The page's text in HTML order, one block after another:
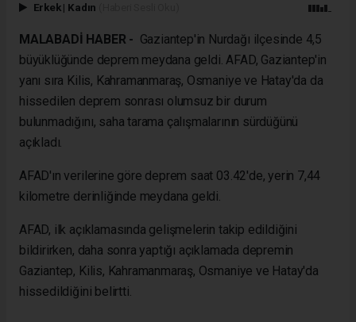
Erkek | Kadın
MALABADİ HABER - Gaziantep'in Nurdağı ilçesinde 4,5
büyüklüğünde deprem meydana geldi. AFAD, Gaziantep'in
yanı sıra Kilis, Kahramanmaraş, Osmaniye ve Hatay'da da
hissedilen deprem sonrası olumsuz bir durum
bulunmadığını, saha tarama çalışmalarının sürdüğünü
açıkladı.
AFAD'ın verilerine göre deprem saat 03.42'de, yerin 7,44
kilometre derinliğinde meydana geldi.
AFAD, ilk açıklamasında gelişmelerin takip edildiğini
bildirirken, daha sonra yaptığı açıklamada depremin
Gaziantep, Kilis, Kahramanmaraş, Osmaniye ve Hatay'da
hissedildiğini belirtti.